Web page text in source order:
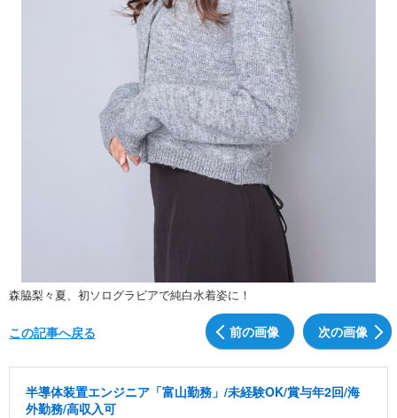
森脇梨々夏、初ソログラビアで純白水着姿に！
前の画像 次の画像
この記事へ戻る
半導体装置エンジニア「富山勤務」/未経験OK/賞与年2回/海
外勤務/高収入可